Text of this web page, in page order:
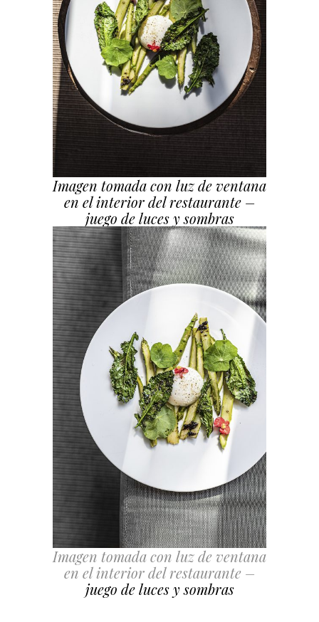
Imagen tomada con luz de ventana
en el interior del restaurante –
juego de luces y sombras
Imagen tomada con luz de ventana
en el interior del restaurante –
juego de luces y sombras